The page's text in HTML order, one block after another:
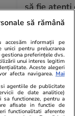
să fie atenți
24 iul.
să rămână
accesăm informații pe
unici pentru prelucrarea
gestiona preferințele dvs.
unui interes legitim
Aceste alegeri
afecta navigarea. Mai
agentiile de publicitate
de date analitice)
functioneze, pentru a
afisate in functie de
functionalitati aferente